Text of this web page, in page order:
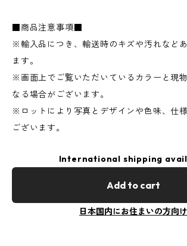
■商品注意事項■
※輸入品につき、輸送時のキズや汚れなど
ます。
※画面上でご覧いただいているカラーと現
なる場合がございます。
※ロットにより写真とデザインや色味、仕
ございます。
International shipping
Add to cart
日本国内にお住まいの方向け